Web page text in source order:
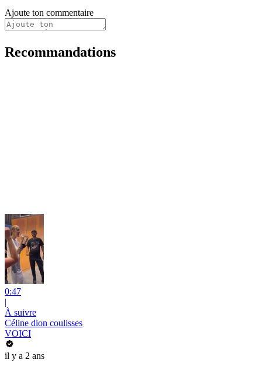
Ajoute ton commentaire
Recommandations
0:47
|
À suivre
Céline dion coulisses
VOICI
il y a 2 ans